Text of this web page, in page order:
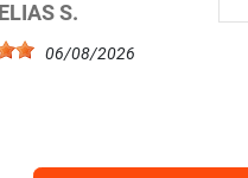
ELIAS S.
06/08/2026